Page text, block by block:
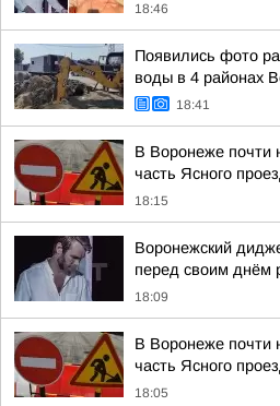
18:46
Появились фото
воды в 4 районах
18:41
В Воронеже почти
часть Ясного
18:15
Воронежский
перед своим днём
18:09
В Воронеже почти
часть Ясного
18:05